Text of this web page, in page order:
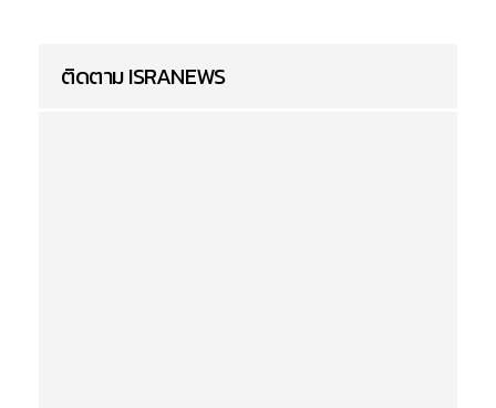
ติดตาม ISRANEWS